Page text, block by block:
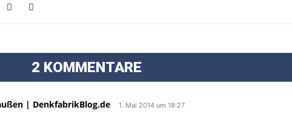
2 KOMMENTARE
| DenkfabrikBlog.de 1. Mai 2014 um 18:27